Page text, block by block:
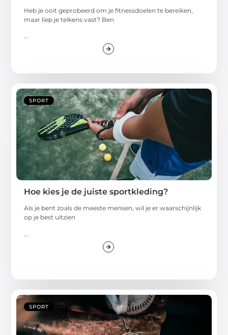
Heb je ooit geprobeerd om je fitnessdoelen te bereiken,
maar liep je telkens vast? Ben
...
SPORT
Hoe kies je de juiste sportkleding?
Als je bent zoals de meeste mensen, wil je er waarschijnlijk
op je best uitzien
SPORT